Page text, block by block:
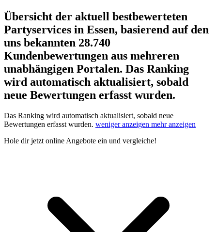
Übersicht der aktuell bestbewerteten
Partyservices in Essen, basierend auf den
uns bekannten 28.740
Kundenbewertungen aus mehreren
unabhängigen Portalen. Das Ranking
wird automatisch aktualisiert, sobald
neue Bewertungen erfasst wurden.
Das Ranking wird automatisch aktualisiert, sobald neue
Bewertungen erfasst wurden. weniger anzeigen mehr anzeigen
Hole dirjetzt online Angebote ein und vergleiche!